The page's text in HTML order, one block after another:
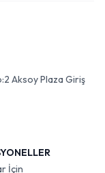
Aksoy Plaza Giriş
İçin